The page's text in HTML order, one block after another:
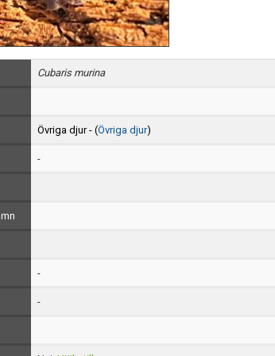
Cubaris murina
Övriga djur - (Övriga djur)
-
-
-